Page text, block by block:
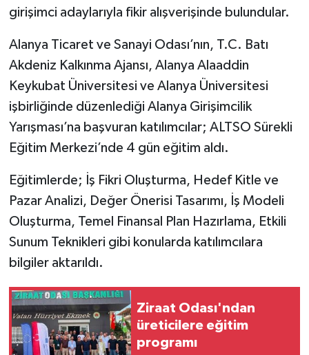
girişimci adaylarıyla fikir alışverişinde bulundular.
Alanya Ticaret ve Sanayi Odası’nın, T.C. Batı
Akdeniz Kalkınma Ajansı, Alanya Alaaddin
Keykubat Üniversitesi ve Alanya Üniversitesi
işbirliğinde düzenlediği Alanya Girişimcilik
Yarışması’na başvuran katılımcılar; ALTSO Sürekli
Eğitim Merkezi’nde 4 gün eğitim aldı.
Eğitimlerde; İş Fikri Oluşturma, Hedef Kitle ve
Pazar Analizi, Değer Önerisi Tasarımı, İş Modeli
Oluşturma, Temel Finansal Plan Hazırlama, Etkili
Sunum Teknikleri gibi konularda katılımcılara
bilgiler aktarıldı.
Ziraat Odası'ndan
üreticilere eğitim
programı